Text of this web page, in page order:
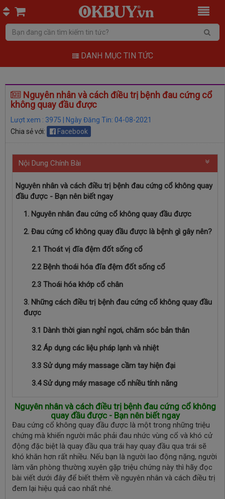
DANH MỤC TIN TỨC
Nguyên nhân và cách điều trị bệnh đau cứng cổ
không quay đầu được
Lượt xem : 3975 | Ngày Đăng Tin: 04-08-2021
Chia sẻ với:
Facebook
Nội Dung Chính Bài
Nguyên nhân và cách điều trị bệnh đau cứng cổ không quay
đầu được - Bạn nên biết ngay
1. Nguyên nhân đau cứng cổ không quay đầu được
2. Đau cứng cổ không quay đầu được là bệnh gì gây nên?
2.1 Thoát vị đĩa đệm đốt sống cổ
2.2 Bệnh thoái hóa đĩa đệm đốt sống cổ
2.3 Thoái hóa khớp cổ chân
3. Những cách điều trị bệnh đau cứng cổ không quay đầu
được
3.1 Dành thời gian nghỉ ngơi, chăm sóc bản thân
3.2 Áp dụng các liệu pháp lạnh và nhiệt
3.3 Sử dụng máy massage cầm tay hiện đại
3.4 Sử dụng máy masage cổ nhiều tính năng
Nguyên nhân và cách điều trị bệnh đau cứng cổ không
quay đầu được - Bạn nên biết ngay
Đau cứng cổ không quay đầu được là một trong những triệu
chứng mà khiến người mắc phải đau nhức vùng cổ và khó cử
động đặc biệt là quay đầu qua trái hay quay đầu qua trái sẽ
khó khăn hơn rất nhiều. Nếu bạn là người lao động nặng, người
làm văn phòng thường xuyên gặp triệu chứng này thì hãy đọc
bài viết dưới đây để biết thêm về nguyên nhân và cách điều trị
đem lại hiệu quả cao nhất nhé.